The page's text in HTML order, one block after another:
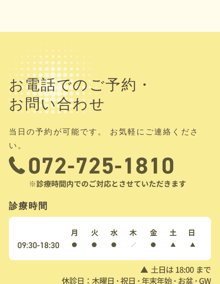
お電話でのご予約・
お問い合わせ
当日の予約が可能です。 お気軽にご連絡くださ
い。
診療時間